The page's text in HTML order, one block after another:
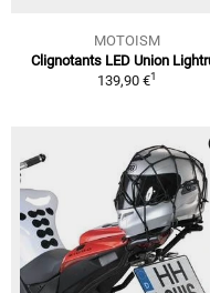
MOTOISM
Clignotants LED Union
139,90 €1